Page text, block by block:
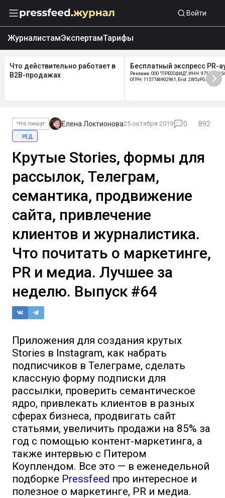
Войти
ЖурналистамЭкспертамТарифы
Что действительно работает в
B2B-продажах
Бесплатный экспресс PR-
Реклама: ООО "ПРЕССФИД", ИНН:
ОГРН: 1157746902961, Erid: 2W5zFGDycPz
Что пишут Елена Локтионова25 октября 2019 0
892
ред.
Крутые Stories, формы для
рассылок, Телеграм,
семантика, продвижение
сайта, привлечение
клиентов и журналистика.
Что почитать о маркетинге,
PR и медиа. Лучшее за
неделю. Выпуск #64
Приложения для создания крутых
Stories в Instagram, как набрать
подписчиков в Телеграме, сделать
классную форму подписки для
рассылки, проверить семантическое
ядро, привлекать клиентов в разных
сферах бизнеса, продвигать сайт
статьями, увеличить продажи на 85% за
год с помощью контент-маркетинга, а
также интервью с Питером
Коуплендом. Все это — в еженедельной
подборке Pressfeed про интересное и
полезное о маркетинге, PR и медиа.